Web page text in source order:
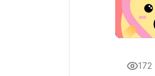
172